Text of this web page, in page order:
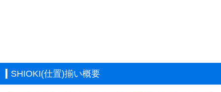
SHIOKI(仕置)揃い概要